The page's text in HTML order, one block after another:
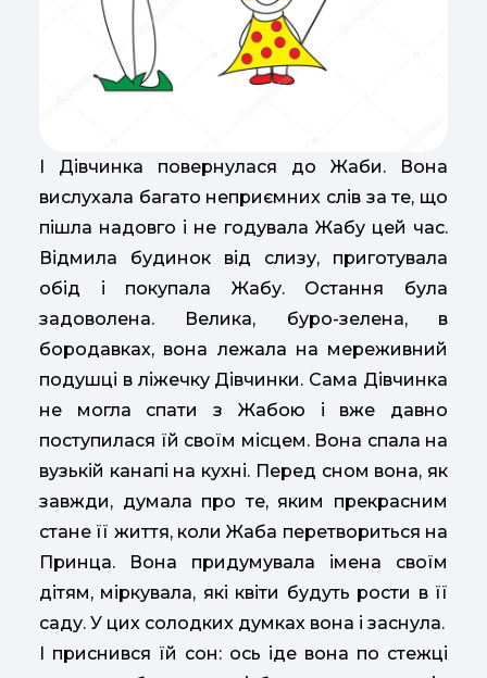
І Дівчинка повернулася до Жаби. Вона
вислухала багато неприємних слів за те, що
пішла надовго і не годувала Жабу цей час.
Відмила будинок від слизу, приготувала
обід і покупала Жабу. Остання була
задоволена. Велика, буро-зелена, в
бородавках, вона лежала на мереживний
подушці в ліжечку Дівчинки. Сама Дівчинка
не могла спати з Жабою і вже давно
поступилася їй своїм місцем. Вона спала на
вузькій канапі на кухні. Перед сном вона, як
завжди, думала про те, яким прекрасним
стане її життя, коли Жаба перетвориться на
Принца. Вона придумувала імена своїм
дітям, міркувала, які квіти будуть рости в її
саду. У цих солодких думках вона і заснула.
І приснився їй сон: ось іде вона по стежці